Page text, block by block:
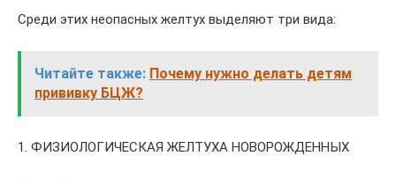
Среди этих неопасных желтух выделяют три вида:
Читайте также: Почему нужно делать детям
прививку БЦЖ?
1. ФИЗИОЛОГИЧЕСКАЯ ЖЕЛТУХА НОВОРОЖДЕННЫХ